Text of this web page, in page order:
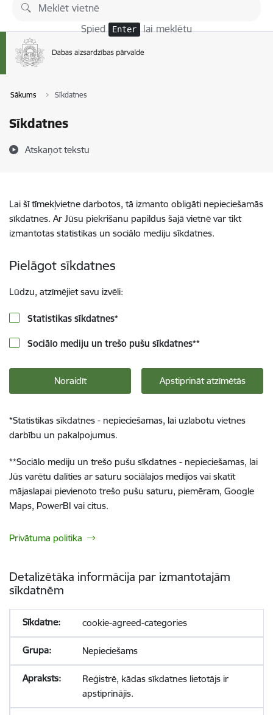
Pāriet uz lapas saturu
Spied Enter lai meklētu
Sākums Sīkdatnes
Sīkdatnes
Atskaņot tekstu
Lai šī tīmekļvietne darbotos, tā izmanto obligāti nepieciešamās
sīkdatnes. Ar Jūsu piekrišanu papildus šajā vietnē var tikt
izmantotas statistikas un sociālo mediju sīkdatnes.
Pielāgot sīkdatnes
Lūdzu, atzīmējiet savu izvēli:
Statistikas sīkdatnes*
Sociālo mediju un trešo pušu sīkdatnes**
Noraidīt Apstiprināt atzīmētās
*Statistikas sīkdatnes - nepieciešamas, lai uzlabotu vietnes
darbību un pakalpojumus.
**Sociālo mediju un trešo pušu sīkdatnes - nepieciešamas, lai
Jūs varētu dalīties ar saturu sociālajos medijos vai skatīt
mājaslapai pievienoto trešo pušu saturu, piemēram, Google
Maps, PowerBI vai citus.
Privātuma politika
Detalizētāka informācija par izmantotajām
sīkdatnēm
cookie-agreed-categories
Nepieciešams
Reģistrē, kādas sīkdatnes lietotājs ir
apstiprinājis.